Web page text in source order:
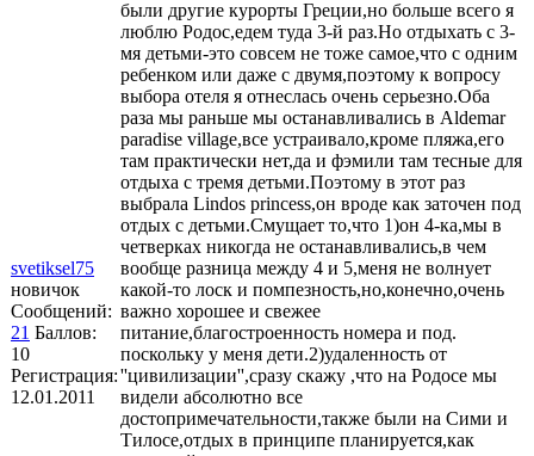
svetiksel75
новичок
Сообщений:
21 Баллов:
10
Регистрация:
12.01.2011
были другие курорты Греции,но больше всего я
люблю Родос,едем туда 3-й раз.Но отдыхать с 3-
мя детьми-это совсем не тоже самое,что с одним
ребенком или даже с двумя,поэтому к вопросу
выбора отеля я отнеслась очень серьезно.Оба
раза мы раньше мы останавливались в Aldemar
paradise village,все устраивало,кроме пляжа,его
там практически нет,да и фэмили там тесные для
отдыха с тремя детьми.Поэтому в этот раз
выбрала Lindos princess,он вроде как заточен под
отдых с детьми.Смущает то,что 1)он 4-ка,мы в
четверках никогда не останавливались,в чем
вообще разница между 4 и 5,меня не волнует
какой-то лоск и помпезность,но,конечно,очень
важно хорошее и свежее
питание,благостроенность номера и под.
поскольку у меня дети.2)удаленность от
''цивилизации'',сразу скажу ,что на Родосе мы
видели абсолютно все
достопримечательности,также были на Сими и
Тилосе,отдых в принципе планируется,как